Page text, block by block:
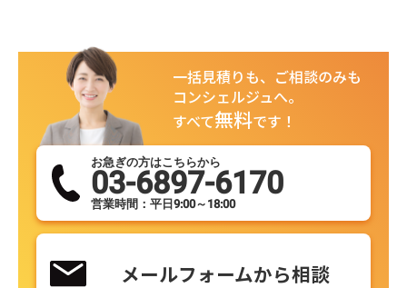
一括見積りも、ご相談のみも
コンシェルジュへ。
すべて無料です！
お急ぎの方はこちらから
03-6897-6170
営業時間：平日9:00～18:00
メールフォームから相談